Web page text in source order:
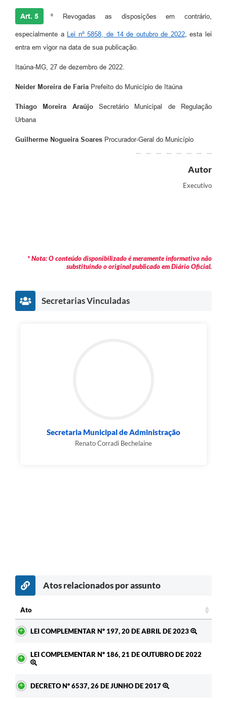
Art. 5 º Revogadas as disposições em contrário,
especialmente a Lei nº 5858, de 14 de outubro de 2022, esta lei
entra em vigor na data de sua publicação.
Itaúna-MG, 27 de dezembro de 2022.
Neider Moreira de Faria Prefeito do Município de Itaúna
Thiago Moreira AraújoSecretário Municipal de Regulação
Urbana
Guilherme Nogueira Soares Procurador-Geral do Município
Autor
Executivo
* Nota: O conteúdo disponibilizado é meramente informativo não
substituindo o original publicado em Diário Oficial.
Secretarias Vinculadas
Secretaria Municipal de Administração
Renato Corradi Bechelaine
Atos relacionados por assunto
Ato
LEI COMPLEMENTAR Nº 197, 20 DE ABRIL DE 2023
LEI COMPLEMENTAR Nº 186, 21 DE OUTUBRO DE 2022
DECRETO Nº 6537, 26 DE JUNHO DE 2017